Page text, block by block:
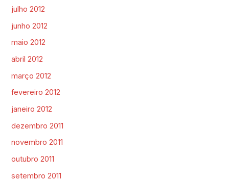
julho 2012
junho 2012
maio 2012
abril 2012
março 2012
fevereiro 2012
janeiro 2012
dezembro 2011
novembro 2011
outubro 2011
setembro 2011